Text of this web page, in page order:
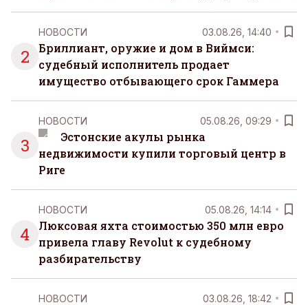
2
НОВОСТИ 03.08.26, 14:40
Бриллиант, оружие и дом в Виймси:
судебный исполнитель продает
имущество отбывающего срок Гаммера
3
НОВОСТИ 05.08.26, 09:29
Эстонские акулы рынка
недвижимости купили торговый центр в
Риге
4
НОВОСТИ 05.08.26, 14:14
Люксовая яхта стоимостью 350 млн евро
привела главу Revolut к судебному
разбирательству
НОВОСТИ 03.08.26, 18:42